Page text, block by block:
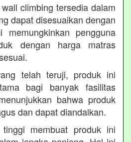
climbing tersedia dalam
dapat disesuaikan dengan
pengguna
dengan harga matras
telah teruji, produk ini
bagi banyak fasilitas
bahwa produk
dan dapat diandalkan.
membuat produk ini